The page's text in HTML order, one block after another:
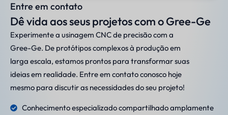
Entre em contato
Dê vida aos seus projetos com o Gree-Ge
Experimente a usinagem CNC de precisão com a
Gree-Ge. De protótipos complexos à produção em
larga escala, estamos prontos para transformar suas
ideias em realidade. Entre em contato conosco hoje
mesmo para discutir as necessidades do seu projeto!
Conhecimento especializado compartilhado amplamente